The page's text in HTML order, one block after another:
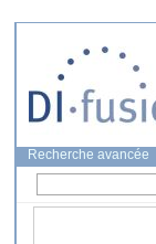
Recherche avancée